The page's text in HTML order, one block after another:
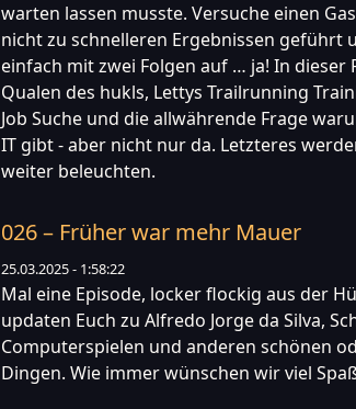
warten lassen musste. Versuche einen
nicht zu schnelleren Ergebnissen geführt
einfach mit zwei Folgen auf … ja! In dieser
Qualen des hukls, Lettys Trailrunning
Job Suche und die allwährende Frage
IT gibt - aber nicht nur da. Letzteres
weiter beleuchten.
026 – Früher war mehr Mauer
25.03.2025 - 1:58:22
Mal eine Episode, locker flockig aus der
updaten Euch zu Alfredo Jorge da Silva,
Computerspielen und anderen schönen
Dingen. Wie immer wünschen wir viel